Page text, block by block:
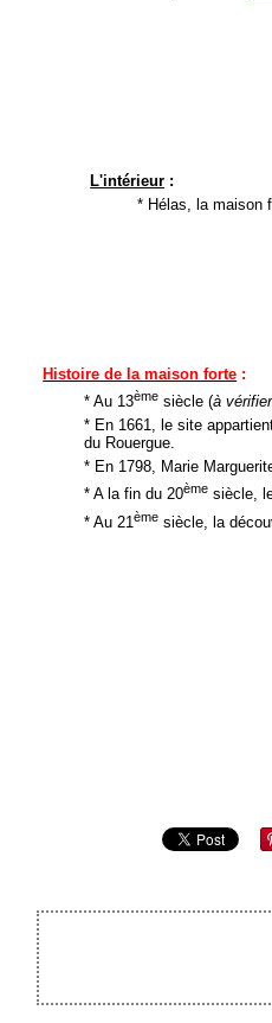
L'intérieur :
* Hélas, la maison
Histoire de la maison forte :
* Au 13ème siècle (à vérifier
* En 1661, le site
du Rouergue.
* En 1798, Marie
* A la fin du 20ème siècle,
* Au 21ème siècle, la